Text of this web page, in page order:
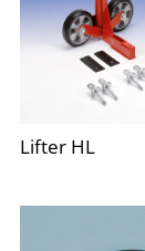
Lifter HL